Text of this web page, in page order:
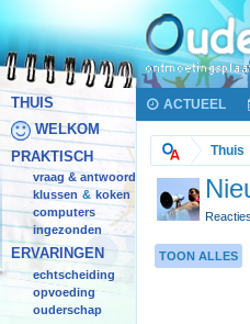
THUIS
WELKOM
PRAKTISCH
vraag & antwoord
klussen & koken
computers
ingezonden
ERVARINGEN
echtscheiding
opvoeding
ouderschap
ACTUEEL
Thuis
TOON ALLES